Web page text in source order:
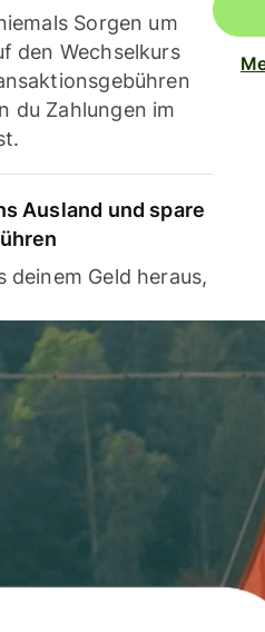
Sorgen um
den Wechselkurs
du Zahlungen im
Ausland und spare
deinem Geld heraus,